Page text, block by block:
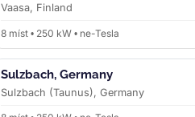
Vaasa, Finland
8 míst • 250 kW • ne-Tesla
Sulzbach, Germany
Sulzbach (Taunus), Germany